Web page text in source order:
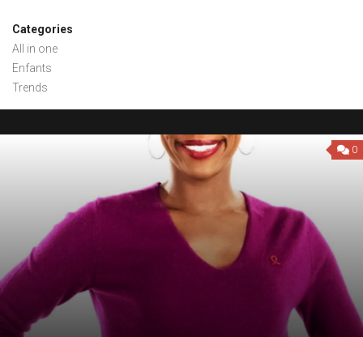
Categories
All in one
Enfants
Trends
0